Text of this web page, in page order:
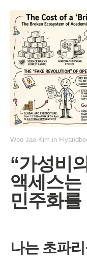
Woo Jae Kim in
“가성비
액세스는
민주화
나는 초파